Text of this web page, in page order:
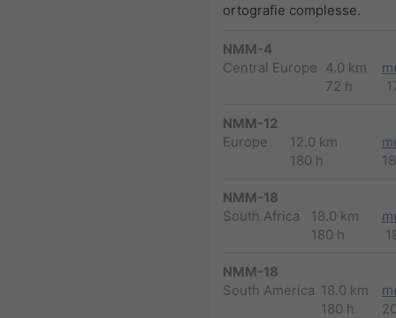
ortografie complesse.
NMM-4
Central Europe 4.0 km
72 h
NMM-12
Europe
12.0 km
180 h
NMM-18
South Africa
18.0 km
180 h
NMM-18
South America 18.0 km
180 h